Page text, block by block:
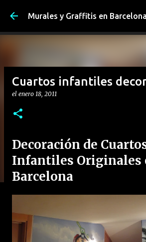
Ir al contenido
Murales y Graffitis en Barcelona
Cuartos infantiles
el enero 18, 2011
Decoración de
Infantiles Originales
Barcelona